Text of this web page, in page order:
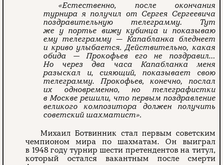
«Естественно, после окончания
турнира я получил от Сергея Сергеевича
поздравительную телеграмму. Тут
же у портье вижу кубинца и показываю
ему телеграмму — Капабланка бледнеет
и криво улыбается. Действительно, какая
обида — Прокофьев его не поздравил…
Но через два часа Капабланка меня
разыскал и, сияющий, показывает свою
телеграмму. Прокофьев, конечно, послал
их одновременно, но телеграфистки
в Москве решили, что первым поздравление
великого композитора должен получить
советский шахматист».
Михаил Ботвинник стал первым советским
чемпионом мира по шахматам. Он выиграл
в 1948 году турнир шести претендентов на титул,
который остался вакантным после смерти